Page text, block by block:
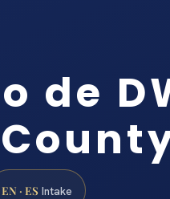
de
EN · ES Intake